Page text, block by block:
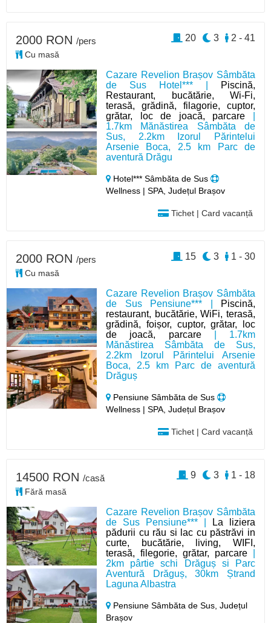
Cazare Revelion Brașov Sâmbăta
de Sus Hotel*** |
Piscină,
Restaurant, bucătărie, Wi-Fi,
terasă, grădină, filagorie, cuptor,
grătar, loc de joacă, parcare
1.7km Mănăstirea Sâmbăta de
Sus, 2.2km Izorul Părintelui
Arsenie Boca, 2.5 km Parc de
aventură Drăgu
Hotel*** Sâmbăta de Sus
Wellness | SPA, Județul Brașov
Tichet | Card vacanță
2000 RON /pers
Cu masă
2 - 41
3
20
Cazare Revelion Brașov Sâmbăta
de Sus Pensiune*** |
Piscină,
restaurant, bucătărie, WiFi, terasă,
grădină, foișor, cuptor, grătar, loc
de joacă, parcare| 1.7km
Mănăstirea Sâmbăta de Sus,
2.2km Izorul Părintelui Arsenie
Boca, 2.5 km Parc de aventură
Drăguș
Pensiune Sâmbăta de Sus
Wellness | SPA, Județul Brașov
Tichet | Card vacanță
2000 RON /pers
Cu masă
1 - 30
3
15
Cazare Revelion Brașov Sâmbăta
de Sus Pensiune*** |
La liziera
pădurii cu rău si lac cu păstrăvi in
curte, bucătărie, living, WIFI,
terasă, filegorie, grătar, parcare
2km pârtie schi Drăguș si Parc
Aventură Drăguș, 30km Ștrand
Laguna Albastra
Pensiune Sâmbăta de Sus,Județul
Brașov
14500 RON /casă
Fără masă
1 - 18
3
9